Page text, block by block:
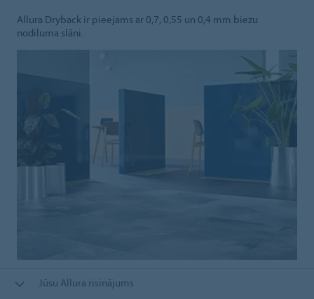
Allura Dryback ir pieejams ar 0,7, 0,55 un 0,4 mm biezu
nodiluma slāni.
Jūsu Allura risinājums